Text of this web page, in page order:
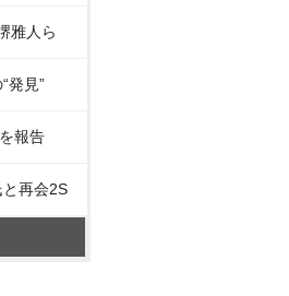
雅人ら
発見”
報告
再会2S